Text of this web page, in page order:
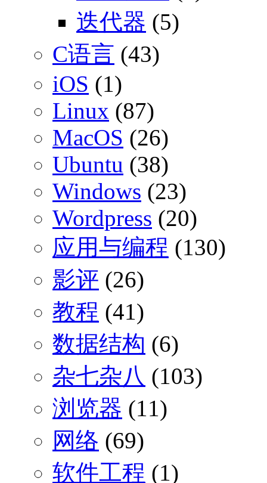
迭代器 (5)
C语言 (43)
iOS (1)
Linux (87)
MacOS (26)
Ubuntu (38)
Windows (23)
Wordpress (20)
应用与编程 (130)
影评 (26)
教程 (41)
数据结构 (6)
杂七杂八 (103)
浏览器 (11)
网络 (69)
软件工程 (1)